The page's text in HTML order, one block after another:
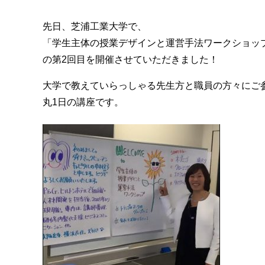
先日、芝浦工業大学で、
「学生主体の授業デザインと運営手法ワークショッ
の第2回目を開催させていただきました！
大学で教えていらっしゃる先生方と職員の方々にご
丸1日の講座です。